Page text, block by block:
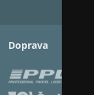
Doprava